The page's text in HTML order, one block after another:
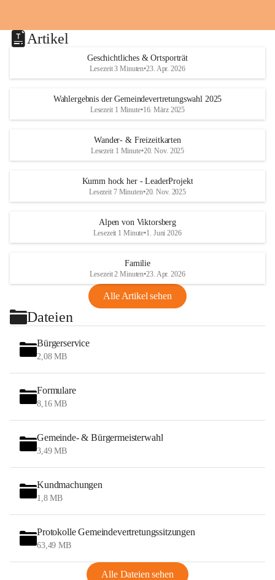
Artikel
Geschichtliches & Ortsporträt
Lesezeit 3 Minuten•23. Apr. 2026
Wahlergebnis der Gemeindevertretungswahl 2025
Lesezeit 1 Minute•16. März 2025
Wander- & Freizeitkarten
Lesezeit 1 Minute•20. Nov. 2025
Kumm hock her - LeaderProjekt
Lesezeit 7 Minuten•20. Nov. 2025
Alpen von Viktorsberg
Lesezeit 1 Minute•1. Juni 2026
Familie
Lesezeit 2 Minuten•23. Apr. 2026
Alle Artikel sehen
Dateien
Bürgerservice
2,08 MB
Formulare
8,16 MB
Gemeinde- & Bürgermeisterwahl
3,49 MB
Kundmachungen
1,8 MB
Protokolle Gemeindevertretungssitzungen
63,49 MB
Alle Dateien sehen